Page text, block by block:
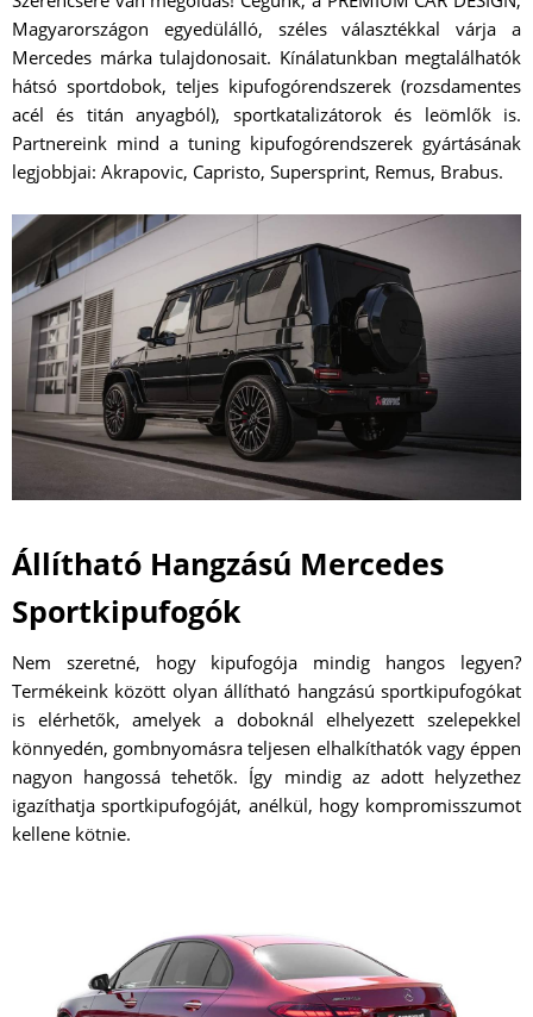
Magyarországon egyedülálló, széles választékkal várja a
Mercedes márka tulajdonosait. Kínálatunkban megtalálhatók
hátsó sportdobok, teljes kipufogórendszerek (rozsdamentes
acél és titán anyagból), sportkatalizátorok és leömlők is.
Partnereink mind a tuning kipufogórendszerek gyártásának
legjobbjai: Akrapovic, Capristo, Supersprint, Remus, Brabus.
Állítható Hangzású Mercedes
Sportkipufogók
Nem szeretné, hogy kipufogója mindig hangos legyen?
Termékeink között olyan állítható hangzású sportkipufogókat
is elérhetők, amelyek a doboknál elhelyezett szelepekkel
könnyedén, gombnyomásra teljesen elhalkíthatók vagy éppen
nagyon hangossá tehetők. Így mindig az adott helyzethez
igazíthatja sportkipufogóját, anélkül, hogy kompromisszumot
kellene kötnie.